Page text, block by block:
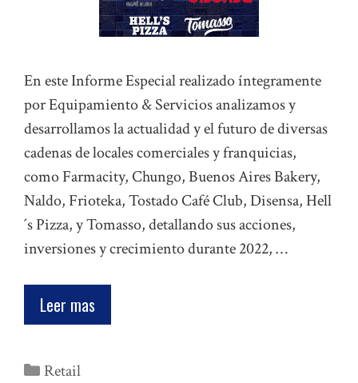
En este Informe Especial realizado íntegramente
por Equipamiento & Servicios analizamos y
desarrollamos la actualidad y el futuro de diversas
cadenas de locales comerciales y franquicias,
como Farmacity, Chungo, Buenos Aires Bakery,
Naldo, Frioteka, Tostado Café Club, Disensa, Hell
´s Pizza, y Tomasso, detallando sus acciones,
inversiones y crecimiento durante 2022, …
Leer mas
Categorías
Retail